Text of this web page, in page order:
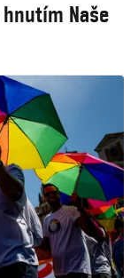
Naše